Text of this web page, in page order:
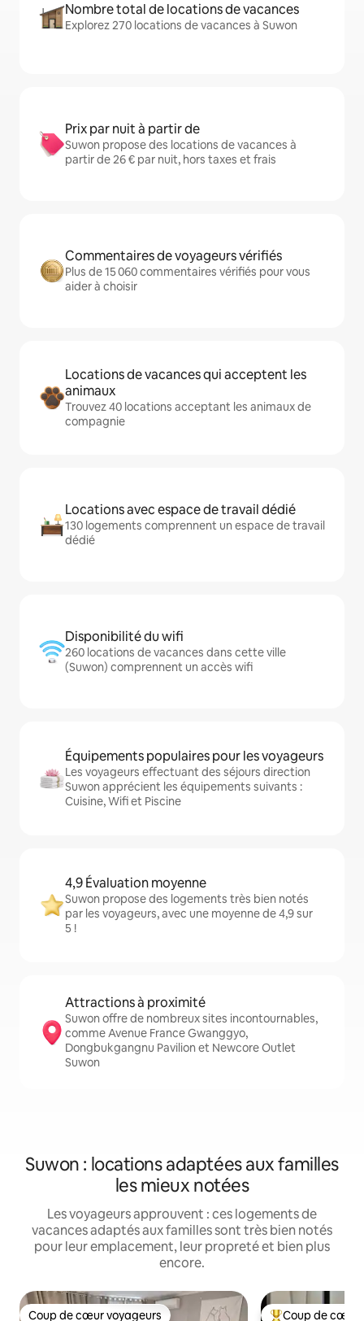
Nombre total de locations de vacances
Explorez 270 locations de vacances à Suwon
Prix par nuit à partir de
Suwon propose des locations de vacances à
partir de 26 € par nuit, hors taxes et frais
Commentaires de voyageurs vérifiés
Plus de 15 060 commentaires vérifiés pour vous
aider à choisir
Locations de vacances qui acceptent les
animaux
Trouvez 40 locations acceptant les animaux de
compagnie
Locations avec espace de travail dédié
130 logements comprennent un espace de travail
dédié
Disponibilité du wifi
260 locations de vacances dans cette ville
(Suwon) comprennent un accès wifi
Équipements populaires pour les voyageurs
Les voyageurs effectuant des séjours direction
Suwon apprécient les équipements suivants :
Cuisine, Wifi et Piscine
4,9 Évaluation moyenne
Suwon propose des logements très bien notés
par les voyageurs, avec une moyenne de 4,9 sur
5 !
Attractions à proximité
Suwon offre de nombreux sites incontournables,
comme Avenue France Gwanggyo,
Dongbukgangnu Pavilion et Newcore Outlet
Suwon
Suwon : locations adaptées aux familles
les mieux notées
Les voyageurs approuvent : ces logements de
vacances adaptés aux familles sont très bien notés
pour leur emplacement, leur propreté et bien plus
encore.
Coup de cœur voyageurs Coup de cœur